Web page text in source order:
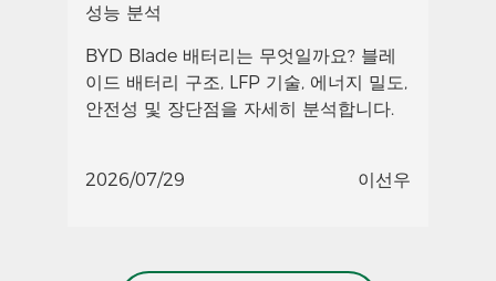
성능 분석
BYD Blade 배터리는 무엇일까요? 블레
이드 배터리 구조, LFP 기술, 에너지 밀도,
안전성 및 장단점을 자세히 분석합니다.
2026/07/29 이선우